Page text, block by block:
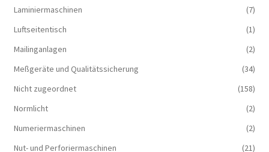
Laminiermaschinen
(7)
Luftseitentisch
(1)
Mailinganlagen
(2)
Meßgeräte und Qualitätssicherung
(34)
Nicht zugeordnet
(158)
Normlicht
(2)
Numeriermaschinen
(2)
Nut- und Perforiermaschinen
(21)